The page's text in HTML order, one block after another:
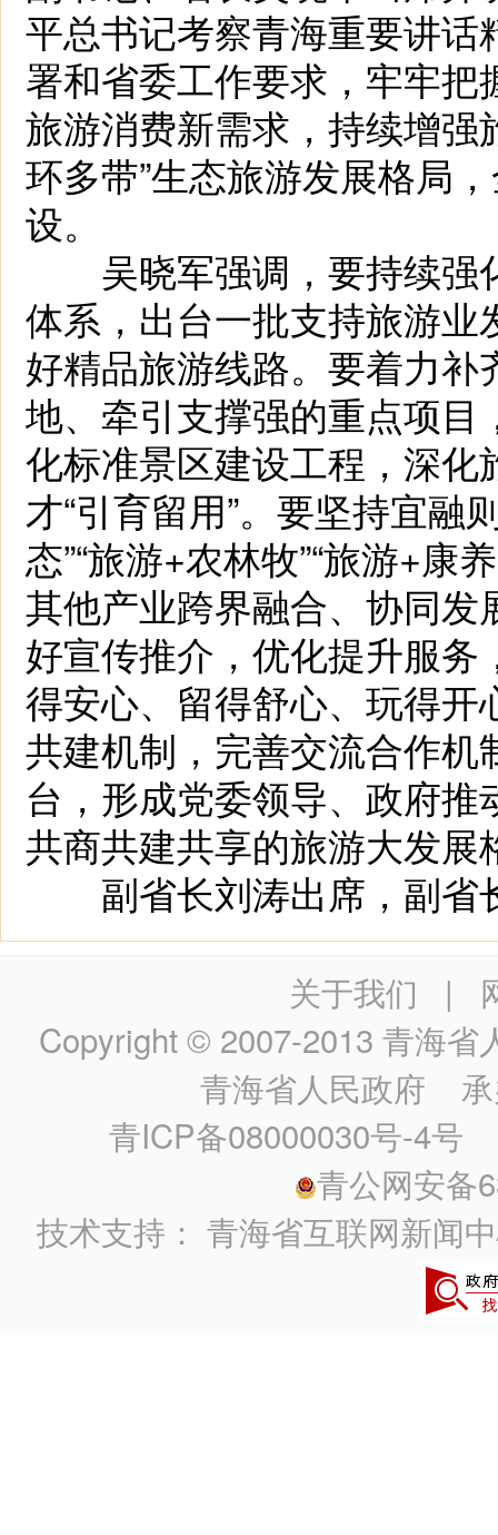
平总书记考察青海重要讲
署和省委工作要求，牢牢
旅游消费新需求，持续增强
环多带”生态旅游发展格局
设。
吴晓军强调，要持续强
体系，出台一批支持旅游
好精品旅游线路。要着力
地、牵引支撑强的重点项
化标准景区建设工程，深
才“引育留用”。要坚持宜融
态”“旅游+农林牧”“旅游+康
其他产业跨界融合、协同
好宣传推介，优化提升服
得安心、留得舒心、玩得
共建机制，完善交流合作
台，形成党委领导、政府
共商共建共享的旅游大发展
副省长刘涛出席，副省
关于我们 |
Copyright © 2007-2013 青海省
青海省人民政府 承
青ICP备08000030号-4号
青公网安备
技术支持：青海省互联网新闻